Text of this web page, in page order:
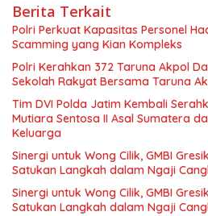
Berita Terkait
Polri Perkuat Kapasitas Personel
Scamming yang Kian Kompleks
Polri Kerahkan 372 Taruna Akpol
Sekolah Rakyat Bersama Taruna
Tim DVI Polda Jatim Kembali
Mutiara Sentosa II Asal Sumatera
Keluarga
Sinergi untuk Wong Cilik, GMBI
Satukan Langkah dalam Ngaji
Sinergi untuk Wong Cilik, GMBI
Satukan Langkah dalam Ngaji